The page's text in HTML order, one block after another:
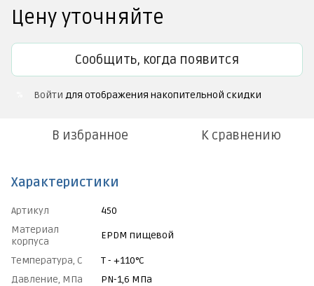
Цену уточняйте
Сообщить, когда появится
Войти для отображения накопительной скидки
В избранное К сравнению
Характеристики
Артикул
450
Материал
корпуса
EPDM пищевой
Температура, С
Т - +110°C
Давление, МПа
PN-1,6 МПа